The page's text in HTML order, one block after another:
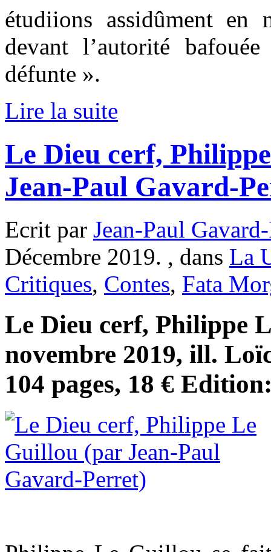
étudiions assidûment en
devant l’autorité
défunte ».
Lire la suite
Le Dieu cerf,
Jean-Paul Gavard-
Ecrit par Jean-Paul
Décembre 2019. , dans La
Critiques, Contes, Fata
Le Dieu cerf, Philippe
novembre 2019, ill.
104 pages, 18 €